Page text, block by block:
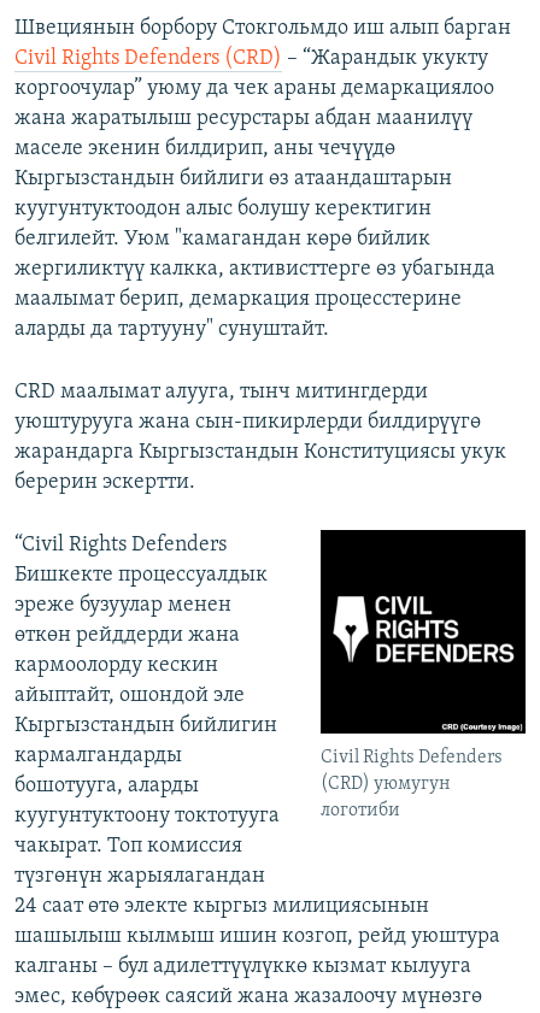
Швециянын борбору Стокгольмдо иш алып барган
Civil Rights Defenders (CRD) – “Жарандык укукту
коргоочулар” уюму да чек араны демаркациялоо
жана жаратылыш ресурстары абдан маанилүү
маселе экенин билдирип, аны чечүүдө
Кыргызстандын бийлиги өз атаандаштарын
куугунтуктоодон алыс болушу керектигин
белгилейт. Уюм "камагандан көрө бийлик
жергиликтүү калкка, активисттерге өз убагында
маалымат берип, демаркация процесстерине
аларды да тартууну" сунуштайт.
CRD маалымат алууга, тынч митингдерди
уюштурууга жана сын-пикирлерди билдирүүгө
жарандарга Кыргызстандын Конституциясы укук
берерин эскертти.
Civil Rights Defenders
(CRD) уюмугун
логотиби
“Civil Rights Defenders
Бишкекте процессуалдык
эреже бузуулар менен
өткөн рейддерди жана
кармоолорду кескин
айыптайт, ошондой эле
Кыргызстандын бийлигин
кармалгандарды
бошотууга, аларды
куугунтуктоону токтотууга
чакырат. Топ комиссия
түзгөнүн жарыялагандан
24 саат өтө электе кыргыз милициясынын
шашылыш кылмыш ишин козгоп, рейд уюштура
калганы – бул адилеттүүлүккө кызмат кылууга
эмес, көбүрөөк саясий жана жазалоочу мүнөзгө